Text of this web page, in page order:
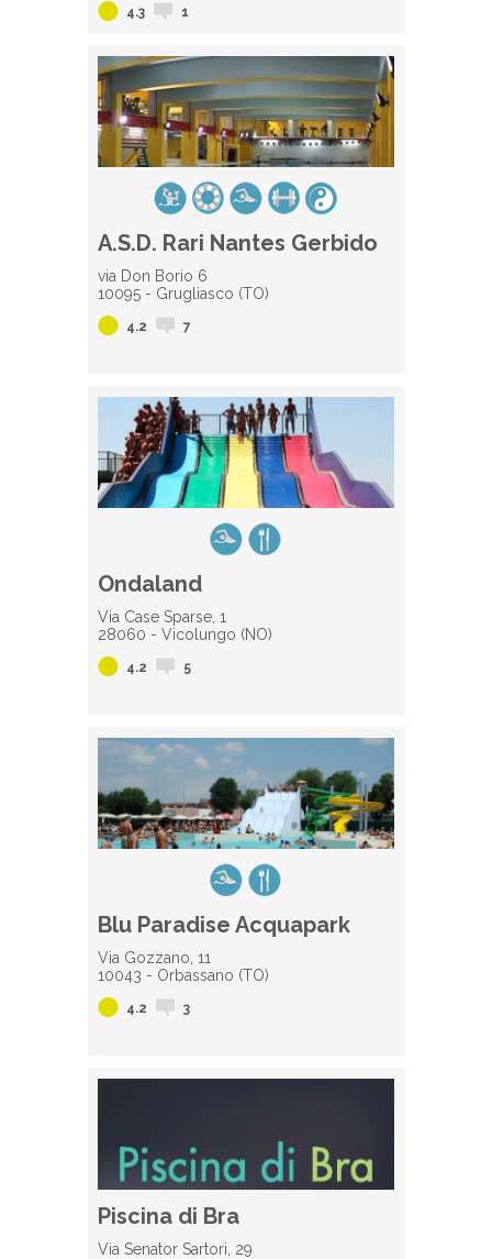
4.3 1
A.S.D. Rari Nantes Gerbido
via Don Borio 6
10095 - Grugliasco (TO)
4.2 7
Ondaland
Via Case Sparse, 1
28060 - Vicolungo (NO)
4.2 5
Blu Paradise Acquapark
Via Gozzano, 11
10043 - Orbassano (TO)
4.2 3
Piscina di Bra
Via Senator Sartori, 29